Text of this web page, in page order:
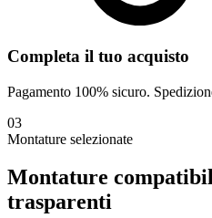
Completa il tuo acquisto
Pagamento 100% sicuro.
03
Montature selezionate
Montature
trasparenti